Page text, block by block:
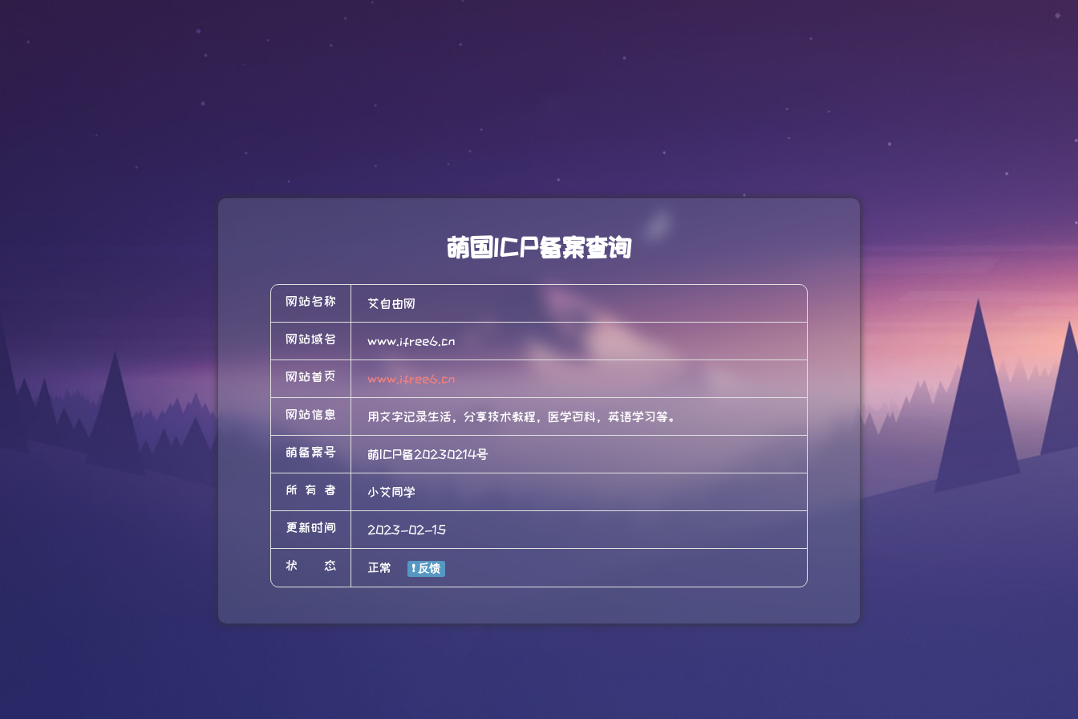
萌国ICP备案查询
网站名称 艾自由网
网站域名 www.ifree6.cn
网站首页 www.ifree6.cn
网站信息 用文字记录生活，分享技术教程，医学百科，英语学习等。
萌备案号 萌ICP备20230214号
所有者 小艾同学
更新时间 2023-02-15
状态 正常